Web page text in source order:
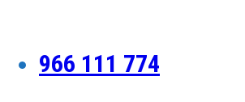
content966 111 774